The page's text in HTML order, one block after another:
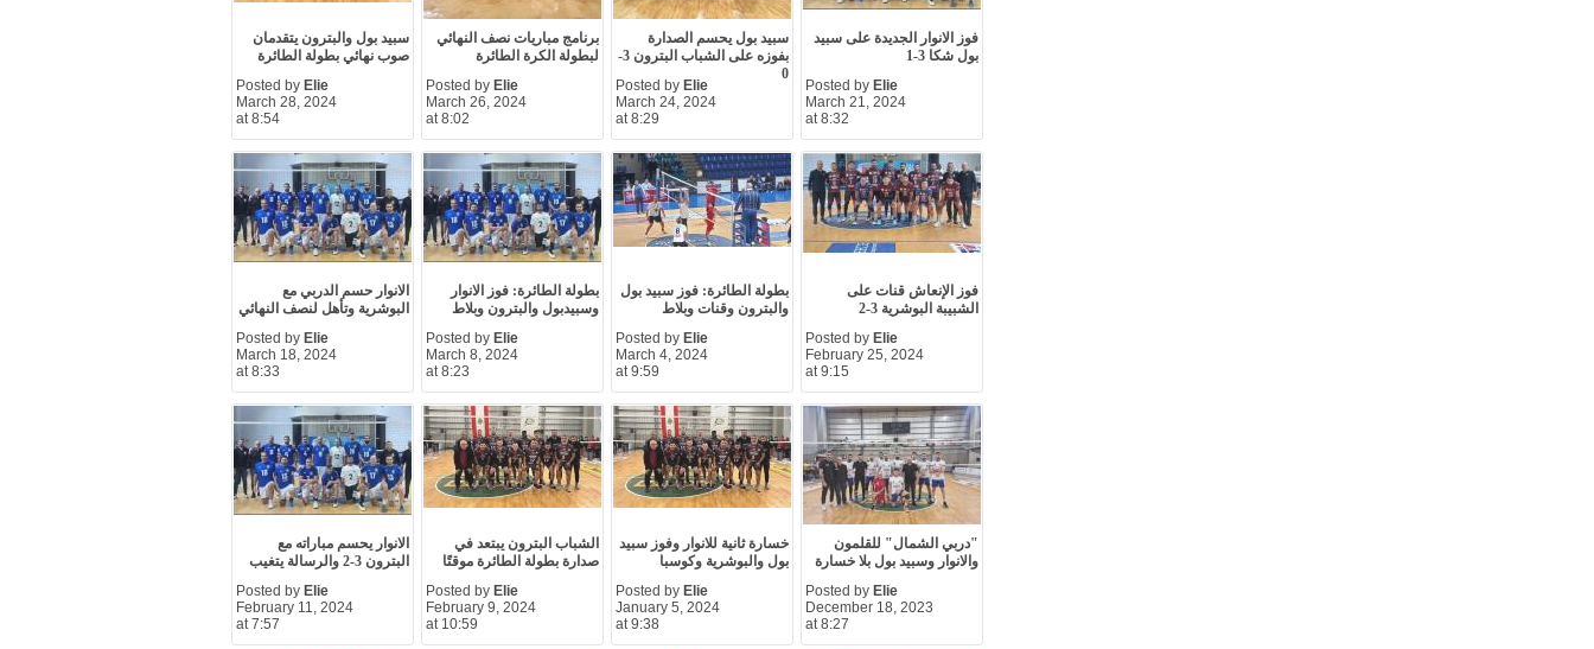
سبيد بول والبترون يتقدمان
صوب نهائي بطولة الطائرة
Posted by Elie
March 28, 2024
at 8:54
برنامج مباريات نصف النهائي
لبطولة الكرة الطائرة
Posted by Elie
March 26, 2024
at 8:02
سبيد بول يحسم الصدارة
بفوزه على الشباب البترون 3-
0
Posted by Elie
March 24, 2024
at 8:29
فوز الانوار الجديدة على سبيد
بول شكا 3-1
Posted by Elie
March 21, 2024
at 8:32
الانوار حسم الدربي مع
البوشرية وتأهل لنصف النهائي
Posted by Elie
March 18, 2024
at 8:33
بطولة الطائرة: فوز الانوار
وسبيدبول والبترون وبلاط
Posted by Elie
March 8, 2024
at 8:23
بطولة الطائرة: فوز سبيد بول
والبترون وقنات وبلاط
Posted by Elie
March 4, 2024
at 9:59
فوز الإنعاش قنات على
الشبيبة البوشرية 3-2
Posted by Elie
February 25, 2024
at 9:15
الانوار يحسم مباراته مع
البترون 3-2 والرسالة يتغيب
Posted by Elie
February 11, 2024
at 7:57
الشباب البترون يبتعد في
صدارة بطولة الطائرة موقتًا
Posted by Elie
February 9, 2024
at 10:59
خسارة ثانية للانوار وفوز سبيد
بول والبوشرية وكوسبا
Posted by Elie
January 5, 2024
at 9:38
"دربي الشمال" للقلمون
والانوار وسبيد بول بلا خسارة
Posted by Elie
December 18, 2023
at 8:27